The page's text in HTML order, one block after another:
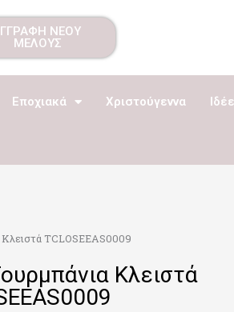
ΝΕΟΥ
ΜΕΛΟΥΣ
Εποχιακά Χριστούγεννα
TCLOSEEAS0009
Κλειστά